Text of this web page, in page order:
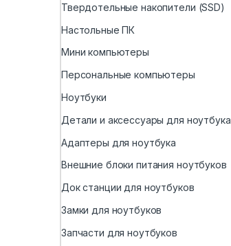
Твердотельные накопители (SSD)
Настольные ПК
Мини компьютеры
Персональные компьютеры
Ноутбуки
Детали и аксессуары для ноутбука
Адаптеры для ноутбука
Внешние блоки питания ноутбуков
Док станции для ноутбуков
Замки для ноутбуков
Запчасти для ноутбуков